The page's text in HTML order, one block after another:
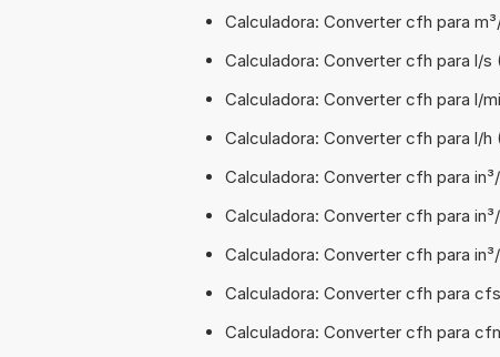
Calculadora: Converter cfh para
Calculadora: Converter cfh para l/
Calculadora: Converter cfh para l/
Calculadora: Converter cfh para l/
Calculadora: Converter cfh para
Calculadora: Converter cfh para
Calculadora: Converter cfh para
Calculadora: Converter cfh para
Calculadora: Converter cfh para